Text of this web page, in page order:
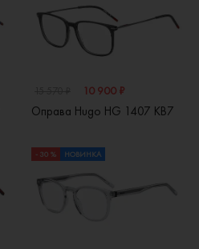
10 900 ₽
Оправа Hugo HG 1407 KB7
- 30 % НОВИНКА